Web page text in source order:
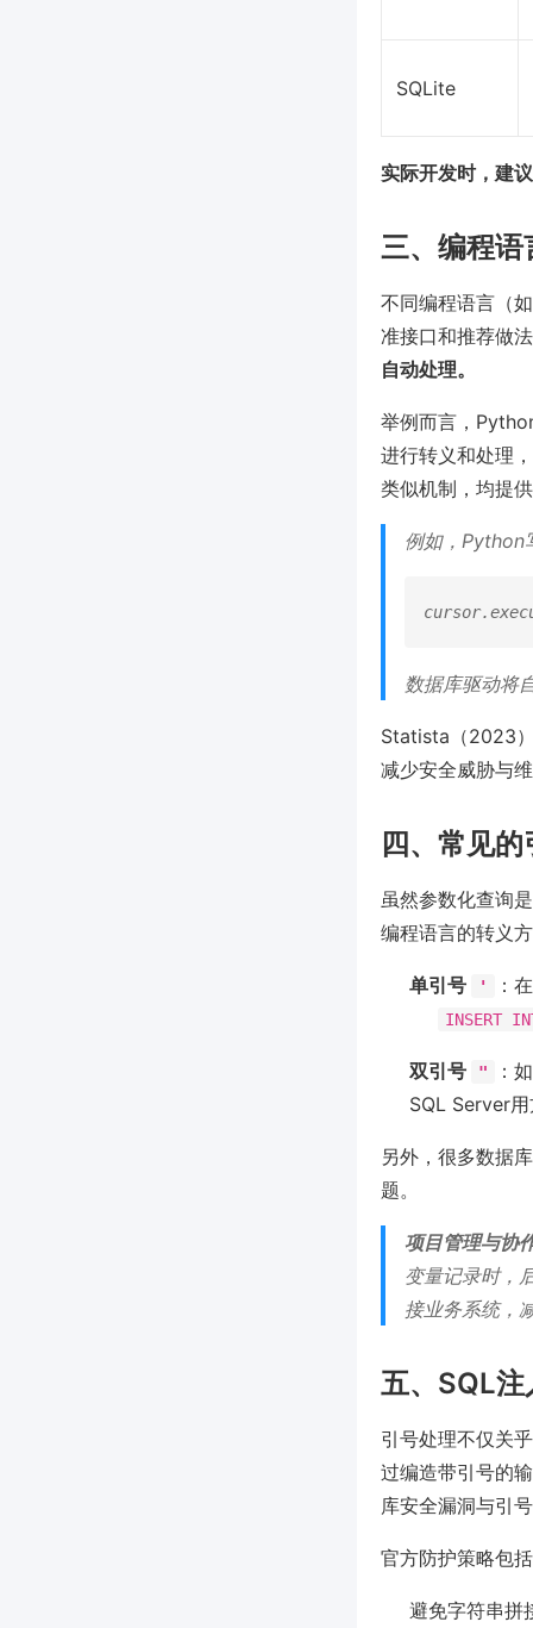
SQLite
实际开发时，建
三、编程语
不同编程语言（
准接口和推荐做
自动处理。
举例而言，
进行转义和处理
类似机制，均提
例如，Python
数据库驱动将
Statista（2023
减少安全威胁与
四、常见
虽然参数化查询
编程语言的转义
单引号 ' ：
INSERT
双引号 "
：
SQL Server
另外，很多数据
题。
项目管理与协
变量记录时，
接业务系统，
五、SQL
引号处理不仅关
过编造带引号的
库安全漏洞与引
官方防护策略包
避免字符串拼